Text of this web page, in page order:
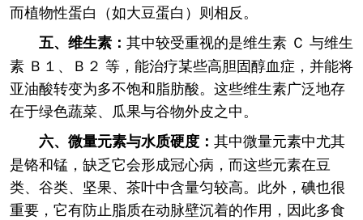
而植物性蛋白（如大豆蛋白）则相反。
五、维生素： 其中较受重视的是维生素 Ｃ 与维生
素 Ｂ１、Ｂ２ 等，能治疗某些高胆固醇血症，并能将
亚油酸转变为多不饱和脂肪酸。这些维生素广泛地存
在于绿色蔬菜、瓜果与谷物外皮之中。
六、微量元素与水质硬度： 其中微量元素中尤其
是铬和锰，缺乏它会形成冠心病，而这些元素在豆
类、谷类、坚果、茶叶中含量匀较高。此外，碘也很
重要，它有防止脂质在动脉壁沉着的作用，因此多食